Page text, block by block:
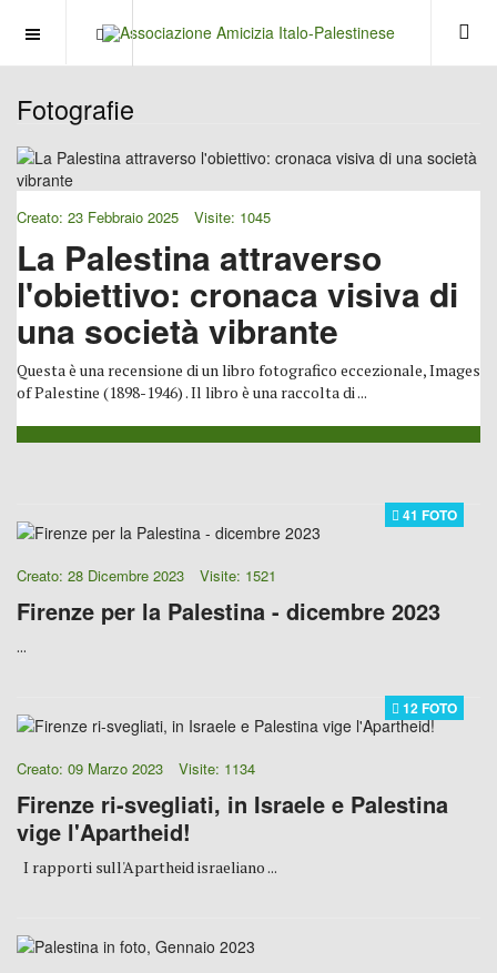
OFF CANVAS
Fotografie
Creato: 23 Febbraio 2025 Visite: 1045
La Palestina attraverso
l'obiettivo: cronaca visiva di
una società vibrante
Questa è una recensione di un libro fotografico eccezionale, Images
of Palestine (1898-1946) . Il libro è una raccolta di ...
41 FOTO
Creato: 28 Dicembre 2023 Visite: 1521
Firenze per la Palestina - dicembre 2023
...
12 FOTO
Creato: 09 Marzo 2023 Visite: 1134
Firenze ri-svegliati, in Israele e Palestina
vige l'Apartheid!
I rapporti sull'Apartheid israeliano ...